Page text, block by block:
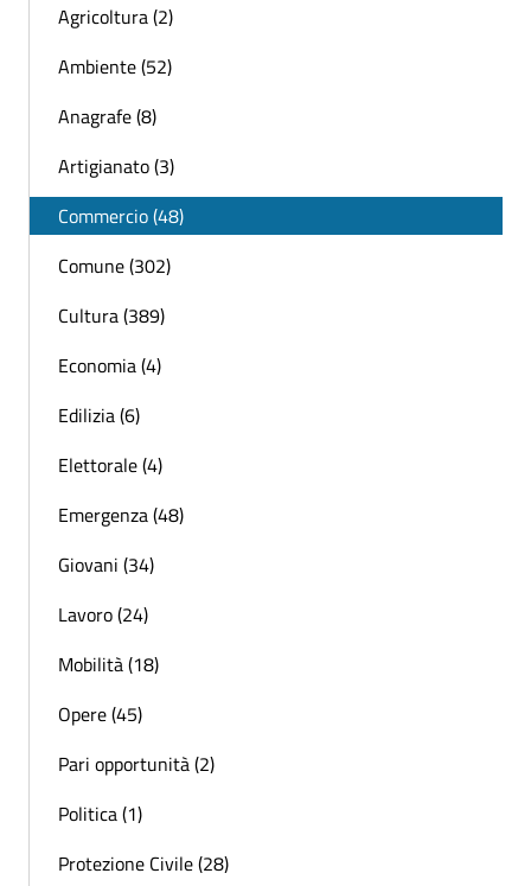
Agricoltura (2)
Ambiente (52)
Anagrafe (8)
Artigianato (3)
Commercio (48)
Comune (302)
Cultura (389)
Economia (4)
Edilizia (6)
Elettorale (4)
Emergenza (48)
Giovani (34)
Lavoro (24)
Mobilità (18)
Opere (45)
Pari opportunità (2)
Politica (1)
Protezione Civile (28)